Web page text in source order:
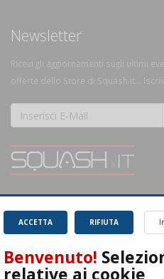
Newsletter
Ricevi gli aggiornamenti sugli ultimi
offerte dello Store di Squash.it...
SQUASH.it: Il punto di riferimento
magnifico sport.
Leggi
RIFIUTA
ACCETTA
Benvenuto!
relative ai cookie